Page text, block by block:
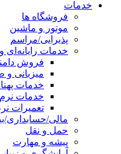
خدمات
فروشگاه ها
موتور و ماشین
پذیرایی/مراسم
خدمات رایانه‌ای و
فروش
میزبانی
خدمات
خدمات
تعمیرات
مالی/حسابداری/
حمل و نقل
پیشه و مهارت